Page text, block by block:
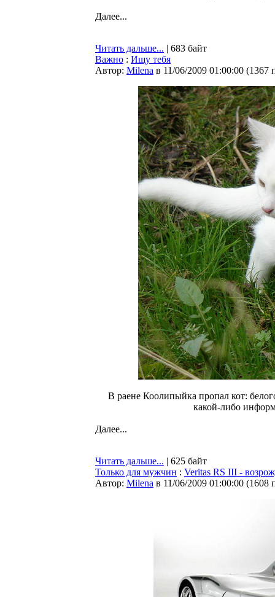
Далее...
Читать дальше... | 683 байт
Важно : Ищу тебя
Автор: Milena в 11/06/2009 01:00:00 (1367
В раене Коолипыйка пропал кот:
какой-либо
Далее...
Читать дальше... | 625 байт
Только для мужчин : Veritas RS III -
Автор: Milena в 11/06/2009 01:00:00 (1608